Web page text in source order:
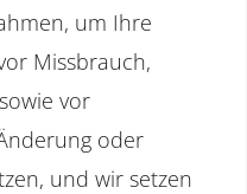
um Ihre
Missbrauch,
vor
oder
und wir setzen